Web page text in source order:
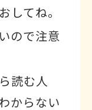
してね。
ので注意
読む人
からない